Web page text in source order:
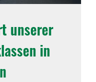
unserer
in